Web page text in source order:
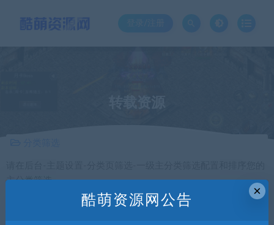
主分类筛选
×
酷萌资源网公告